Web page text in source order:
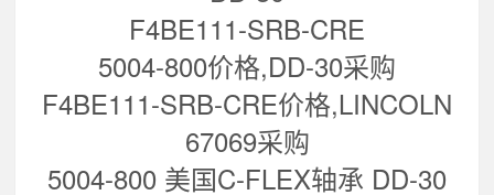
F4BE111-SRB-CRE
5004-800价格,DD-30采购
F4BE111-SRB-CRE价格,LINCOLN
67069采购
5004-800 美国C-FLEX轴承 DD-30